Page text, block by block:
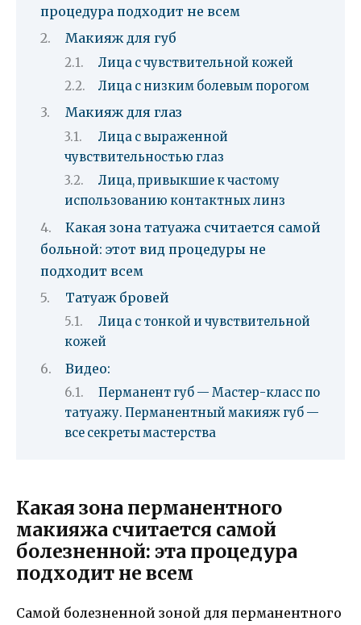
процедура подходит не всем
Макияж для губ
Лица с чувствительной кожей
Лица с низким болевым порогом
Макияж для глаз
Лица с выраженной
чувствительностью глаз
Лица, привыкшие к частому
использованию контактных линз
Какая зона татуажа считается самой
больной: этот вид процедуры не
подходит всем
Татуаж бровей
Лица с тонкой и чувствительной
кожей
Видео:
Перманент губ — Мастер-класс по
татуажу. Перманентный макияж губ —
все секреты мастерства
Какая зона перманентного
макияжа считается самой
болезненной: эта процедура
подходит не всем
Самой болезненной зоной для перманентного